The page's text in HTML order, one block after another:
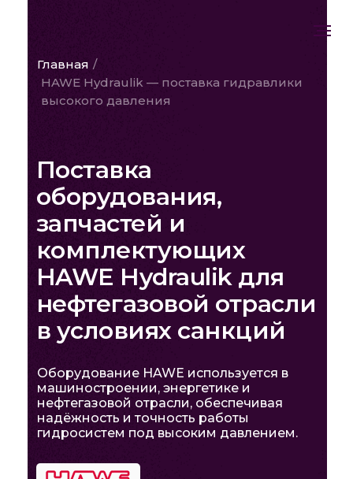
Главная /
HAWE Hydraulik — поставка гидравлики
высокого давления
Поставка
оборудования,
запчастей и
комплектующих
HAWE Hydraulik для
нефтегазовой отрасли
в условиях санкций
Оборудование HAWE используется в
машиностроении, энергетике и
нефтегазовой отрасли, обеспечивая
надёжность и точность работы
гидросистем под высоким давлением.